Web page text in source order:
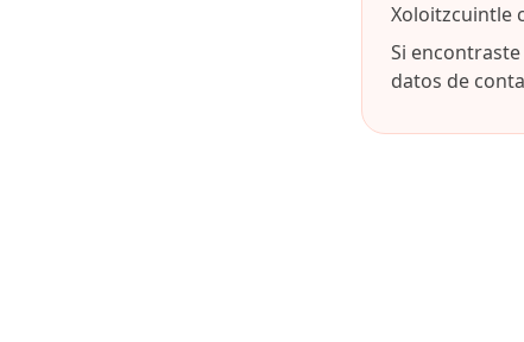
Xoloitzcuintle
Si
datos de